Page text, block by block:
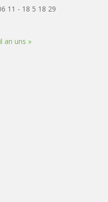
11 - 18 5 18 29
an uns »